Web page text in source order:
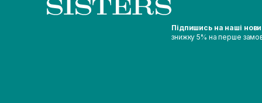
Підпишись на наші
знижку 5% на перше